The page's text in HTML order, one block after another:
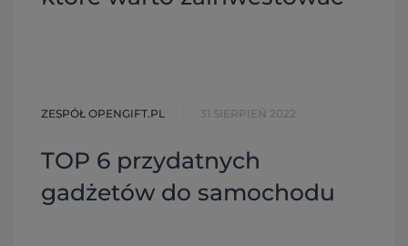
ZESPÓŁ OPENGIFT.PL 31 SIERPIEŃ 2022
TOP 6 przydatnych
gadżetów do samochodu